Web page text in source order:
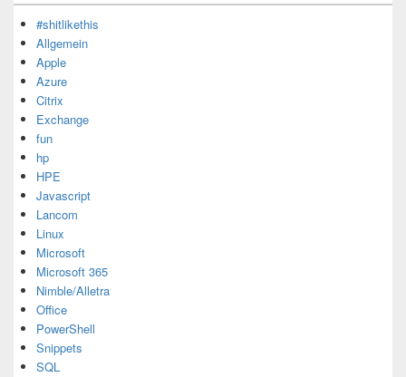
#shitlikethis
Allgemein
Apple
Azure
Citrix
Exchange
fun
hp
HPE
Javascript
Lancom
Linux
Microsoft
Microsoft 365
Nimble/Alletra
Office
PowerShell
Snippets
SQL